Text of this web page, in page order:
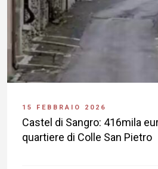
15 FEBBRAIO 2026
Castel di Sangro: 416mila
quartiere di Colle San Pietro